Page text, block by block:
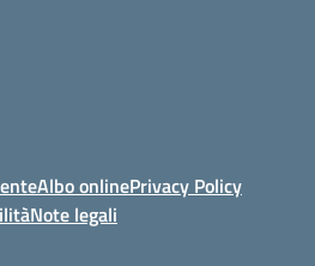
Albo onlinePrivacy Policy
Note legali